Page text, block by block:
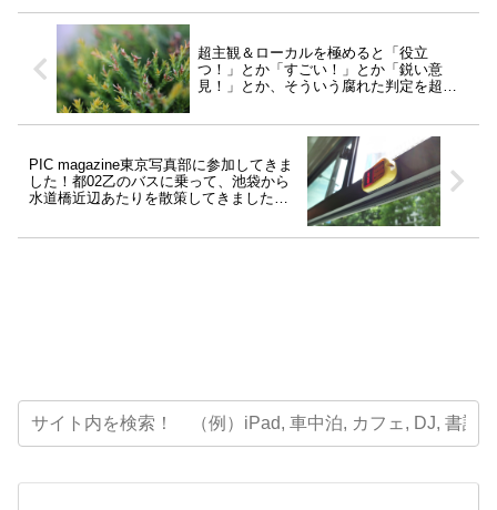
超主観＆ローカルを極めると「役立
つ！」とか「すごい！」とか「鋭い意
見！」とか、そういう腐れた判定を超え
PIC magazine東京写真部に参加してきま
した！都02乙のバスに乗って、池袋から
水道橋近辺あたりを散策してきました